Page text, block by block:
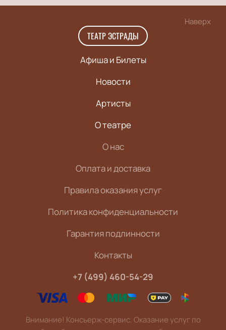
Наверх
ТЕАТР ЭСТРАДЫ
Афиша и Билеты
Новости
Артисты
О театре
О нас
Оплата и доставка
Правила оказания услуг
Политика конфиденциальности
Гарантия подлинности
Контакты
+7 (499) 460-54-29
Внимание! Консьерж-сервис. Оказание услуг по